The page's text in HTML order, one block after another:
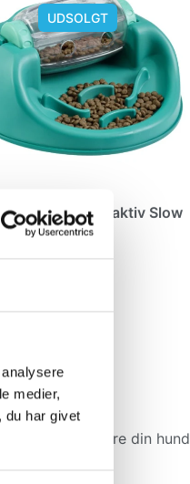
medier,
du har givet
UDSOLGT
N’ Eat – Interaktiv Slow
& Puslespil
til at stimulere din hund